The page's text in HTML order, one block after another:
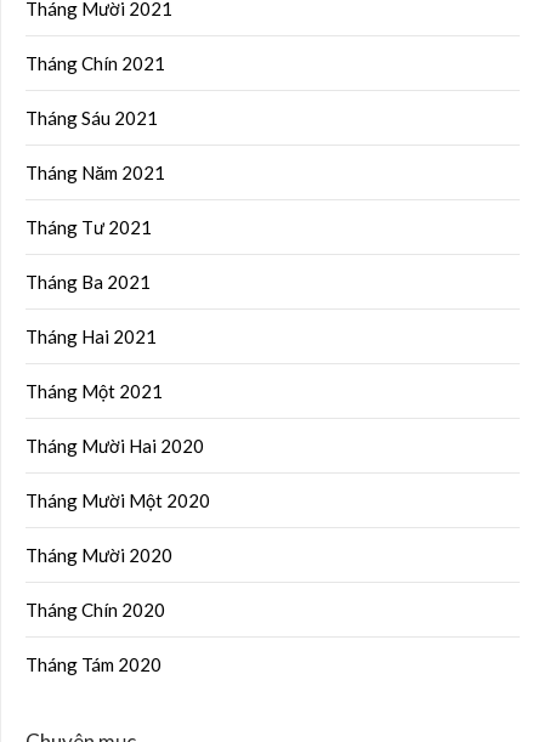
Tháng Mười 2021
Tháng Chín 2021
Tháng Sáu 2021
Tháng Năm 2021
Tháng Tư 2021
Tháng Ba 2021
Tháng Hai 2021
Tháng Một 2021
Tháng Mười Hai 2020
Tháng Mười Một 2020
Tháng Mười 2020
Tháng Chín 2020
Tháng Tám 2020